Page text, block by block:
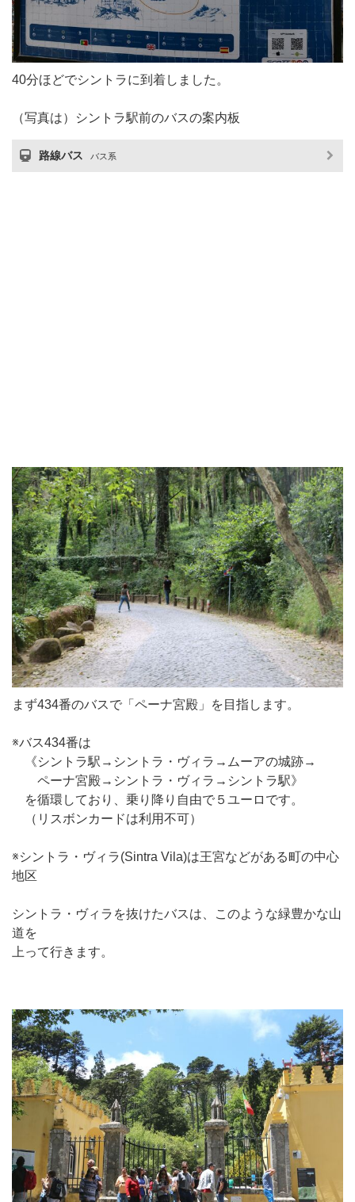
40分ほどでシントラに到着しました。
（写真は）シントラ駅前のバスの案内板
路線バス バス系
まず434番のバスで「ペーナ宮殿」を目指します。
※バス434番は
《シントラ駅→シントラ・ヴィラ→ムーアの城跡→
ペーナ宮殿→シントラ・ヴィラ→シントラ駅》
を循環しており、乗り降り自由で５ユーロです。
（リスボンカードは利用不可）
※シントラ・ヴィラ(Sintra Vila)は王宮などがある町の中心
地区
シントラ・ヴィラを抜けたバスは、このような緑豊かな山
道を
上って行きます。